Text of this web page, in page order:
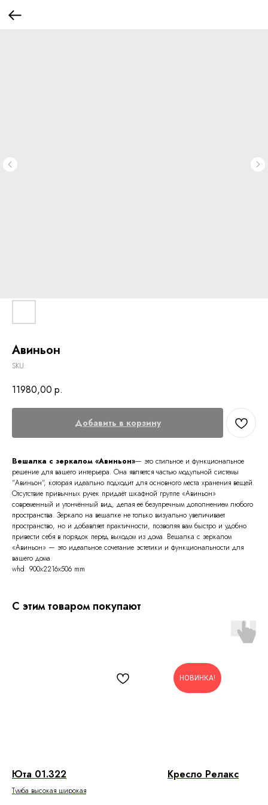
Авиньон
SKU:
11980,00 р.
Добавить в корзину
Вешалка с зеркалом «Авиньон»— это стильное и функциональное
решение для вашего интерьера. Она является частью модульной системы
"Авиньон", которая идеально подходит для основного места хранения вещей.
Отсутствие привычных ручек придаёт шкафной группе «Авиньон»
современный и утончённый вид, делая её безупречным дополнением любого
пространства. Зеркало на вешалке не только визуально увеличивает
пространство, но и добавляет практичности, позволяя вам быстро и удобно
привести себя в порядок перед выходом из дома. Вешалка с зеркалом
«Авиньон» — это идеальное сочетание эстетики и функциональности для
вашего дома.
whd: 900x2216x506 mm
С этим товаром покупают
Юта 01.322
Тумба высокая широкая
НОВИНКА!
Кресло Релакс